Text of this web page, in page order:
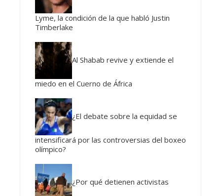
Lyme, la condición de la que habló Justin
Timberlake
Al Shabab revive y extiende el
miedo en el Cuerno de África
¿El debate sobre la equidad se
intensificará por las controversias del boxeo
olímpico?
¿Por qué detienen activistas